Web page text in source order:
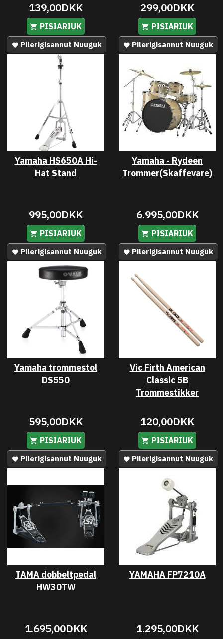
139,00DKK
PISIARIUK
Pilerigisannut Nuuguk
299,00DKK
PISIARIUK
Pilerigisannut Nuuguk
Yamaha HS650A Hi-
Hat Stand
995,00DKK
PISIARIUK
Pilerigisannut Nuuguk
Yamaha - Rydeen
Trommer(Skaffevare)
6.995,00DKK
PISIARIUK
Pilerigisannut Nuuguk
Yamaha trommestol
DS550
595,00DKK
PISIARIUK
Pilerigisannut Nuuguk
Vic Firth American
Classic 5B
Trommestikker
120,00DKK
PISIARIUK
Pilerigisannut Nuuguk
TAMA dobbeltpedal
HW30TW
1.695,00DKK
YAMAHA FP7210A
1.295,00DKK